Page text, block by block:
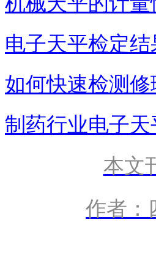
电子天平检定
如何快速检测
制药行业电子
本文
作者